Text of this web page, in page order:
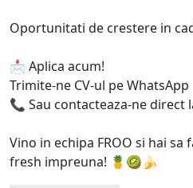
Oportunitati de crestere in
📩 Aplica acum!
Trimite-ne CV-ul pe WhatsApp
📞 Sau contacteaza-ne direct
Vino in echipa FROO si hai
fresh impreuna! 🍍🥝🍌